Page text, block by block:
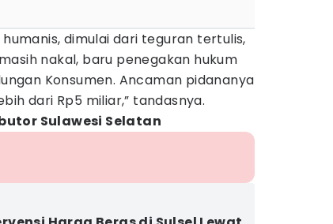
dimulai dari teguran tertulis,
nakal, baru penegakan hukum
Konsumen. Ancaman pidananya
dari Rp5 miliar,” tandasnya.
Sulawesi Selatan